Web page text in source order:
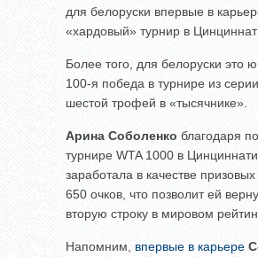
для белоруски впервые в
«хардовый» турнир в
Более того, для белоруски это
100-я победа в турнире из
шестой трофей в «тысячнике».
Арина Соболенко благодаря
турнире WTA 1000 в Цинциннати,
заработала в качестве
650 очков, что позволит ей
вторую строку в мировом
Напомним, впервые в карьере